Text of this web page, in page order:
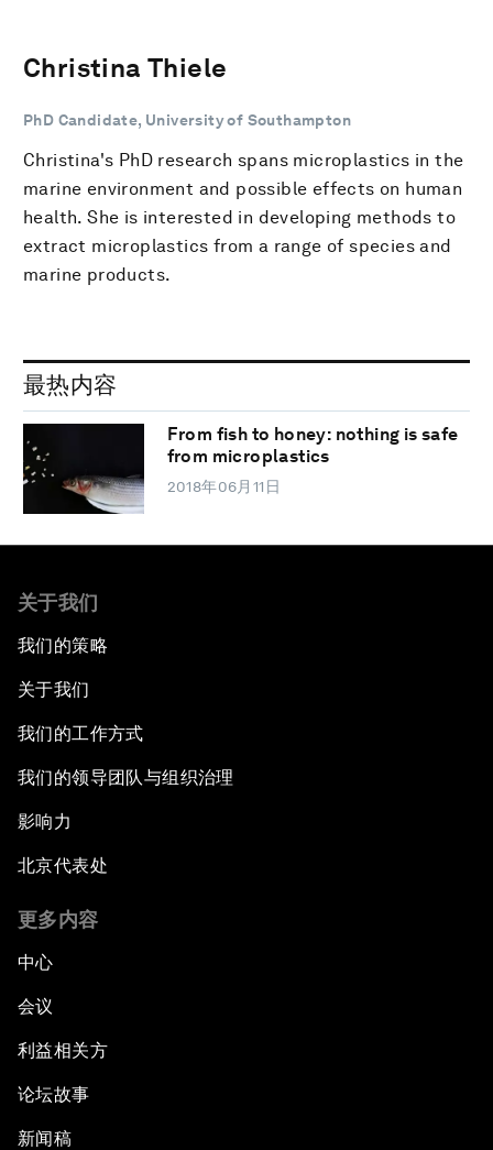
Christina Thiele
PhD Candidate, University of Southampton
Christina's PhD research spans microplastics in the
marine environment and possible effects on human
health. She is interested in developing methods to
extract microplastics from a range of species and
marine products.
最热内容
From fish to honey: nothing is safe
from microplastics
2018年06月11日
关于我们
我们的策略
关于我们
我们的工作方式
我们的领导团队与组织治理
影响力
北京代表处
更多内容
中心
会议
利益相关方
论坛故事
新闻稿